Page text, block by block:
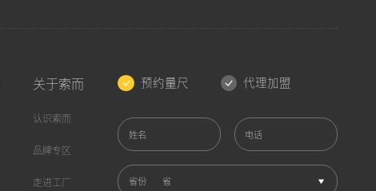
关于索而
认识索而
品牌专区
走进工厂
预约量尺 代理加盟
姓名 电话
省份